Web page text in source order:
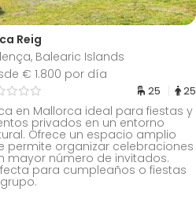
Reig
Balearic Islands
€ 1.800 por día
25 25
en Mallorca ideal para fiestas y
privados en un entorno
Ofrece un espacio amplio
permite organizar celebraciones
mayor número de invitados.
para cumpleaños o fiestas